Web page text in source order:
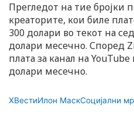
Прегледот на тие бројки
креаторите, кои биле
300 долари во текот на
долари месечно. Според
плата за канал на
долари месечно.
XВестиИлон МаскСоцијални